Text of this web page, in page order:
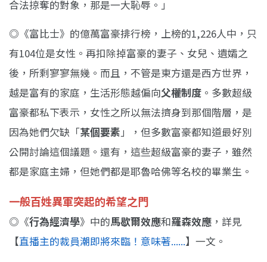
合法掠奪的對象，那是一大恥辱。」
◎《富比士》的億萬富豪排行榜，上榜的1,226人中，只
有104位是女性。再扣除掉富豪的妻子、女兒、遺孀之
後，所剩寥寥無幾。而且，不管是東方還是西方世界，
越是富有的家庭，生活形態越偏向父權制度 。多數超級
富豪都私下表示，女性之所以無法擠身到那個階層，是
因為她們欠缺「某個要素」，但多數富豪都知道最好別
公開討論這個議題。還有，這些超級富豪的妻子，雖然
都是家庭主婦，但她們都是耶魯哈佛等名校的畢業生。
一般百姓異軍突起的希望之門
◎《行為經濟學》中的馬歇爾效應和羅森效應 ，詳見
【直播主的裁員潮即將來臨！意味著......】一文。